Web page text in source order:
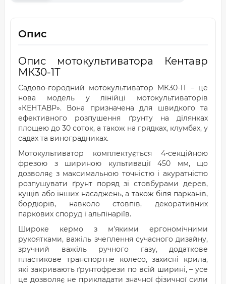
Опис
Опис мотокультиватора Кентавр
МК30-1Т
Садово-городний мотокультиватор МК30-1Т – це
нова модель у лінійці мотокультиваторів
«КЕНТАВР». Вона призначена для швидкого та
ефективного розпушення ґрунту на ділянках
площею до 30 соток, а також на грядках, клумбах, у
садах та виноградниках.
Мотокультиватор комплектується 4-секційною
фрезою з шириною культивації 450 мм, що
дозволяє з максимальною точністю і акуратністю
розпушувати ґрунт поряд зі стовбурами дерев,
кущів або інших насаджень, а також біля парканів,
бордюрів, навколо стовпів, декоративних
паркових споруд і альпінаріїв.
Широке кермо з м'якими ергономічними
рукоятками, важіль зчеплення сучасного дизайну,
зручний важіль ручного газу, додаткове
пластикове транспортне колесо, захисні крила,
які закривають ґрунтофрези по всій ширині, – усе
це дозволяє не прикладати значної фізичної сили